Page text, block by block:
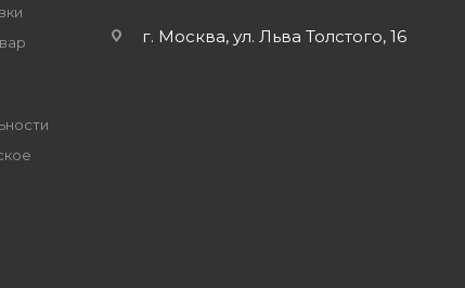
г. Москва, ул. Льва Толстого, 16